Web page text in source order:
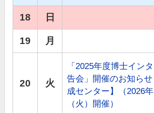
18 日
19 月
20 火
「2025年度博士イン
告会」開催のお知ら
成センター】（2026
（火）開催）